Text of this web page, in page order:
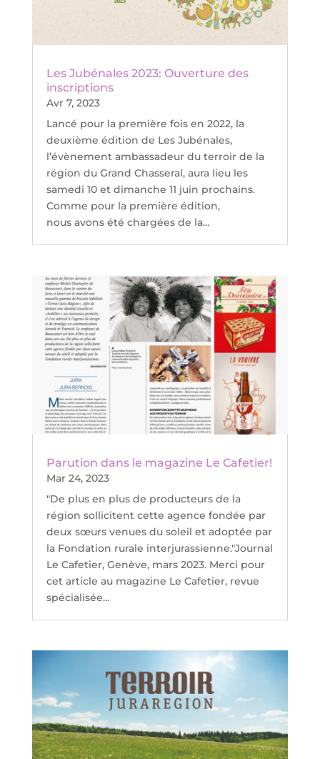
Les Jubénales 2023: Ouverture des
inscriptions
Avr 7, 2023
Lancé pour la première fois en 2022, la
deuxième édition de Les Jubénales,
l’évènement ambassadeur du terroir de la
région du Grand Chasseral, aura lieu les
samedi 10 et dimanche 11 juin prochains.
Comme pour la première édition,
nous avons été chargées de la...
Parution dans le magazine Le Cafetier!
Mar 24, 2023
"De plus en plus de producteurs de la
région sollicitent cette agence fondée par
deux sœurs venues du soleil et adoptée par
la Fondation rurale interjurassienne."Journal
Le Cafetier, Genève, mars 2023. Merci pour
cet article au magazine Le Cafetier, revue
spécialisée...